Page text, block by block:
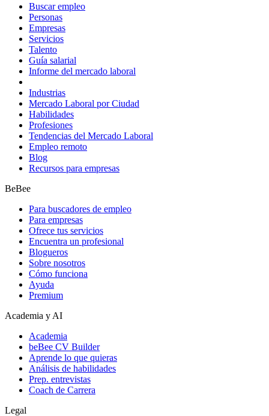
Buscar empleo
Personas
Empresas
Servicios
Talento
Guía salarial
Informe del mercado laboral
Industrias
Mercado Laboral por Ciudad
Habilidades
Profesiones
Tendencias del Mercado Laboral
Empleo remoto
Blog
Recursos para empresas
BeBee
Para buscadores de empleo
Para empresas
Ofrece tus servicios
Encuentra un profesional
Blogueros
Sobre nosotros
Cómo funciona
Ayuda
Premium
Academia y AI
Academia
beBee CV Builder
Aprende lo que quieras
Análisis de habilidades
Prep. entrevistas
Coach de Carrera
Legal